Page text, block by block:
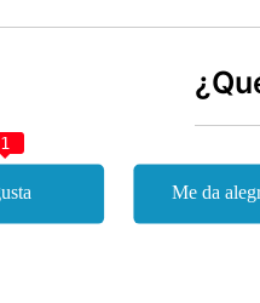
1